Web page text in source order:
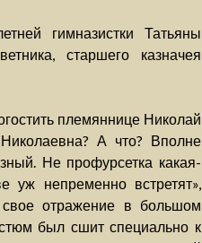
гимназистки Татьяны
старшего казначея
племяннице Николай
А что? Вполне
Не профурсетка какая-
уж непременно встретят»,
свое отражение в большом
был сшит специально к